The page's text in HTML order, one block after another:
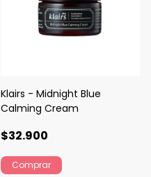
Klairs - Midnight Blue
Calming Cream
$32.900